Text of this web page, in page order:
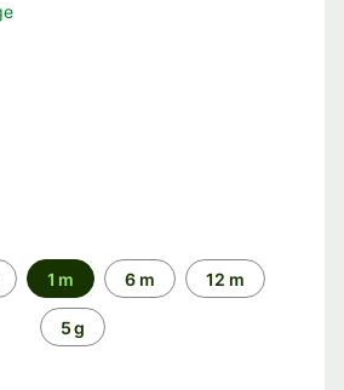
1 m 6 m 12 m
5 g